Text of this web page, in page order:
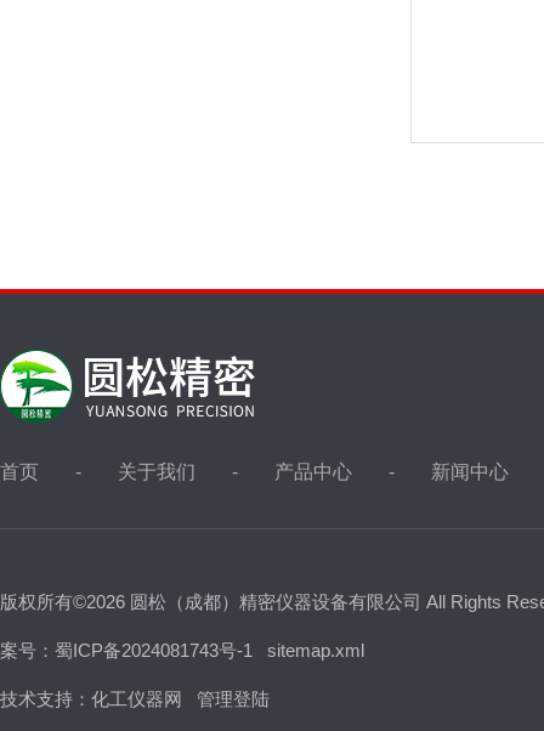
首页 关于我们 产品中心 新闻中心
版权所有©2026 圆松（成都）精密仪器设备有限公司 All Rights
案号：蜀ICP备2024081743号-1 sitemap.xml
技术支持： 化工仪器网 管理登陆